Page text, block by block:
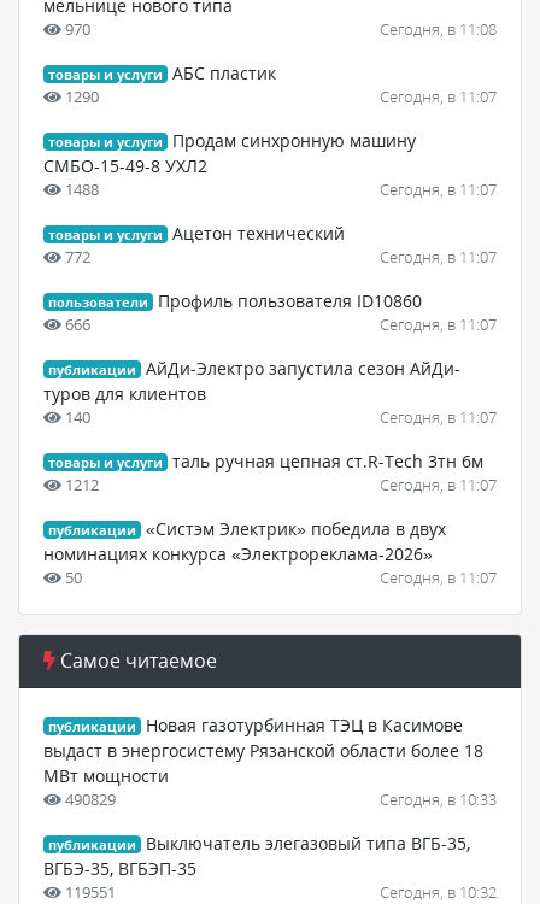
мельнице нового типа
970 Сегодня, в 11:08
товары и услуги АБС пластик
1290 Сегодня, в 11:07
товары и услуги
Продам синхронную машину
СМБО-15-49-8 УХЛ2
1488 Сегодня, в 11:07
товары и услуги Ацетон технический
772 Сегодня, в 11:07
пользователи Профиль пользователя ID10860
666 Сегодня, в 11:07
публикации
АйДи-Электро запустила сезон АйДи-
туров для клиентов
140 Сегодня, в 11:07
товары и услуги таль ручная цепная ст.R-Tech 3тн 6м
1212 Сегодня, в 11:07
публикации
«Систэм Электрик» победила в двух
номинациях конкурса «Электрореклама‑2026»
50 Сегодня, в 11:07
Самое читаемое
публикации
Новая газотурбинная ТЭЦ в Касимове
выдаст в энергосистему Рязанской области более 18
МВт мощности
490829 Сегодня, в 10:33
публикации
Выключатель элегазовый типа ВГБ-35,
ВГБЭ-35, ВГБЭП-35
119551 Сегодня, в 10:32